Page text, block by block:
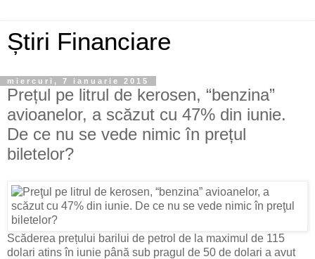
Știri Financiare
miercuri, 7 ianuarie 2015
Prețul pe litrul de kerosen, “benzina”
avioanelor, a scăzut cu 47% din iunie.
De ce nu se vede nimic în prețul
biletelor?
Scăderea prețului barilui de petrol de la maximul de 115
dolari atins în iunie până sub pragul de 50 de dolari a avut